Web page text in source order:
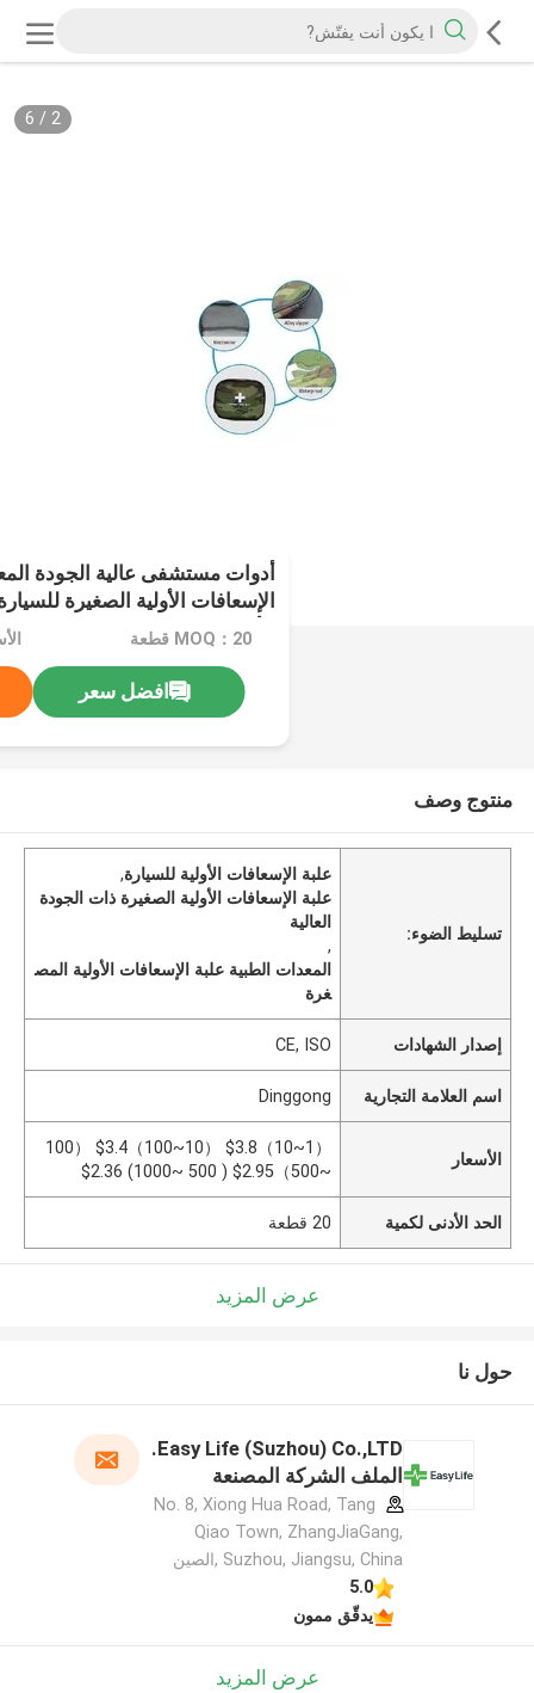
2
/
6
أدوات مستشفى عالية الجودة
الإسعافات الأولية الصغيرة
الأولية
MOQ：20 قطعة
افضل سعر
منتوج وصف
تسليط الضوء:
علبة الإسعافات الأولية للسيارة,
علبة الإسعافات الأولية الصغيرة ذات الجودة
العالية
,
المعدات الطبية علبة الإسعافات الأولية المص
غرة
إصدار الشهادات CE, ISO
اسم العلامة التجارية Dinggong
الأسعار
（1~10）$3.8 （10~100）$3.4 （100
~500）$2.95 ( 500 ~1000) $2.36
الحد الأدنى لكمية 20 قطعة
عرض المزيد
حول نا
Easy Life (Suzhou) Co.,LTD.
الملف الشركة المصنعة
No. 8, Xiong Hua Road, Tang
Qiao Town, ZhangJiaGang,
Suzhou, Jiangsu, China ,الصين
5.0
يدقّق ممون
عرض المزيد